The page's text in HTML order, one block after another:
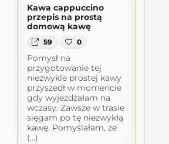
Kawa cappuccino
przepis na prostą
domową kawę
59 0
Pomysł na
przygotowanie tej
niezwykle prostej kawy
przyszedł w momencie
gdy wyjeżdżałam na
wczasy. Zawsze w trasie
sięgam po tę niezwykłą
kawę. Pomyślałam, że
(...)